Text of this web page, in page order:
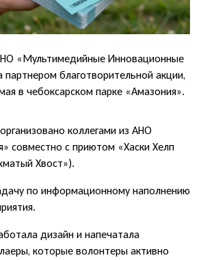
«Мультимедийные Инновационные
партнером благотворительной акции,
в чебоксарском парке «Амазония».
коллегами из АНО
совместно с приютом «Хаски Хелп
Хвост»).
по информационному наполнению
дизайн и напечатала
которые волонтеры активно